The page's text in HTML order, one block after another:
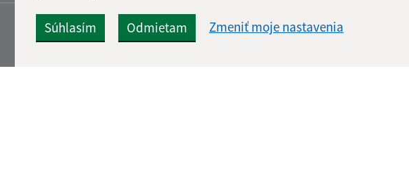
Súhlasím Odmietam Zmeniť moje nastavenia